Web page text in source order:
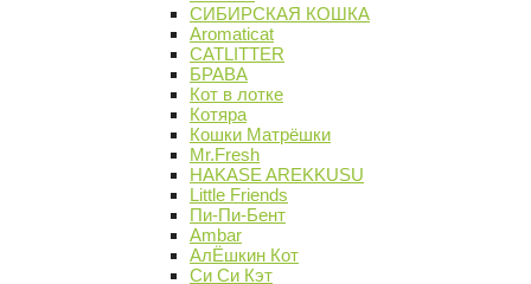
СИБИРСКАЯ КОШКА
Aromaticat
CATLITTER
БРАВА
Кот в лотке
Котяра
Кошки Матрёшки
Mr.Fresh
HAKASE AREKKUSU
Little Friends
Пи-Пи-Бент
Ambar
АлЁшкин Кот
Си Си Кэт